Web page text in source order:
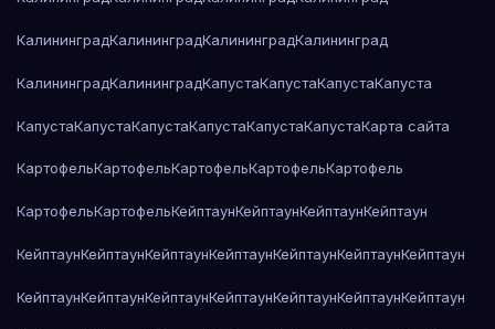
КалининградКалининградКалининградКалининград
КалининградКалининградКапустаКапустаКапустаКапуста
КапустаКапустаКапустаКапустаКапустаКапустаКарта сайта
КартофельКартофельКартофельКартофельКартофель
КартофельКартофельКейптаунКейптаунКейптаунКейптаун
КейптаунКейптаунКейптаунКейптаунКейптаунКейптаунКейптаун
КейптаунКейптаунКейптаунКейптаунКейптаунКейптаунКейптаун